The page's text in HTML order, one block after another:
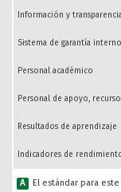
Información y
Sistema de garantía
Personal académico
Personal de apoyo,
Resultados de aprendizaje
Indicadores de
A
El estándar para